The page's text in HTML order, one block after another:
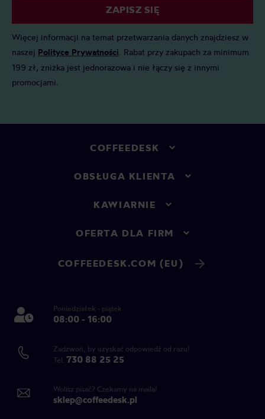
ZAPISZ SIĘ
Więcej informacji na temat przetwarzania danych znajdziesz w
naszej Polityce Prywatności . Rabat przy zakupach za minimum
199 zł, zniżka jest jednorazowa i nie łączy się z innymi
promocjami.
COFFEEDESK
OBSŁUGA KLIENTA
KAWIARNIE
OFERTA DLA FIRM
COFFEEDESK.COM (EU)
Poniedziałek - piątek
08:00 - 16:00
Zadzwoń, by uzyskać odpowiedź od razu!
Tel. 730 88 25 25
Wolisz pisać? Czekamy na maila!
sklep@coffeedesk.pl